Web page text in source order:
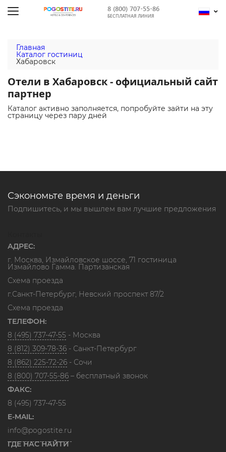
8 (800) 707-55-86
БЕСПЛАТНАЯ ЛИНИЯ
Главная
Каталог гостиниц
Хабаровск
Отели в Хабаровск - официальный сайт
партнер
Каталог активно заполняется, попробуйте зайти на эту
страницу через пару дней
Сэкономьте время и деньги
Подпишитесь, и мы вышлем вам лучшие предложения
АДРЕС:
г. Москва, Измайловское шоссе, 71 гостиница
Измайлово Гамма. Партизанская
Схема проезда
г.Санкт-Петербург, Невский проспект 87/2
Схема проезда
ТЕЛЕФОН:
8 (495) 737-47-55 - Москва
8 (812) 309-78-36 - Санкт-Петербург
8 (862) 225-72-26 - Сочи
8 (800) 707-55-86 – бесплатный звонок
ФАКС:
8 (495) 737-47-55
E-MAIL:
info@pogostite.ru
ГДЕ НАС НАЙТИ